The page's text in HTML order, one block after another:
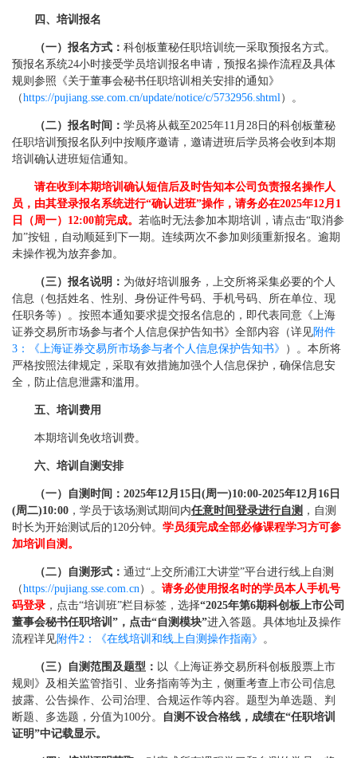
四、培训报名
（一）报名方式： 科创板董秘任职培训统一采取预报名方式。
预报名系统24小时接受学员培训报名申请，预报名操作流程及具体
规则参照《关于董事会秘书任职培训相关安排的通知》
（https://pujiang.sse.com.cn/update/notice/c/5732956.shtml）。
（二）报名时间： 学员将从截至2025年11月28日的科创板董秘
任职培训预报名队列中按顺序邀请，邀请进班后学员将会收到本期
培训确认进班短信通知。
请在收到本期培训确认短信后及时告知本公司负责报名操作人
员，由其登录报名系统进行“确认进班”操作，请务必在2025年12月1
日（周一）12:00前完成。 若临时无法参加本期培训，请点击“取消参
加”按钮，自动顺延到下一期。连续两次不参加则须重新报名。逾期
未操作视为放弃参加。
（三）报名说明： 为做好培训服务，上交所将采集必要的个人
信息（包括姓名、性别、身份证件号码、手机号码、所在单位、现
任职务等）。按照本通知要求提交报名信息的，即代表同意《上海
证券交易所市场参与者个人信息保护告知书》全部内容（详见附件
3：《上海证券交易所市场参与者个人信息保护告知书》
）。本所将
严格按照法律规定，采取有效措施加强个人信息保护，确保信息安
全，防止信息泄露和滥用。
五、培训费用
本期培训免收培训费。
六、培训自测安排
（一）自测时间：2025年12月15日(周一)10:00-2025年12月16日
(周二)10:00 ，学员于该场测试期间内任意时间登录进行自测 ，自测
时长为开始测试后的120分钟。 学员须完成全部必修课程学习方可参
加培训自测。
（二）自测形式： 通过“上交所浦江大讲堂”平台进行线上自测
（https://pujiang.sse.com.cn）。 请务必使用报名时的学员本人手机号
码登录 ，点击“培训班”栏目标签，选择“2025年第6期科创板上市公司
董事会秘书任职培训”，点击“自测模块”进入答题。具体地址及操作
流程详见附件2：《在线培训和线上自测操作指南》 。
（三）自测范围及题型： 以《上海证券交易所科创板股票上市
规则》及相关监管指引、业务指南等为主，侧重考查上市公司信息
披露、公告操作、公司治理、合规运作等内容。题型为单选题、判
断题、多选题，分值为100分。
自测不设合格线，成绩在“任职培训
证明”中记载显示。